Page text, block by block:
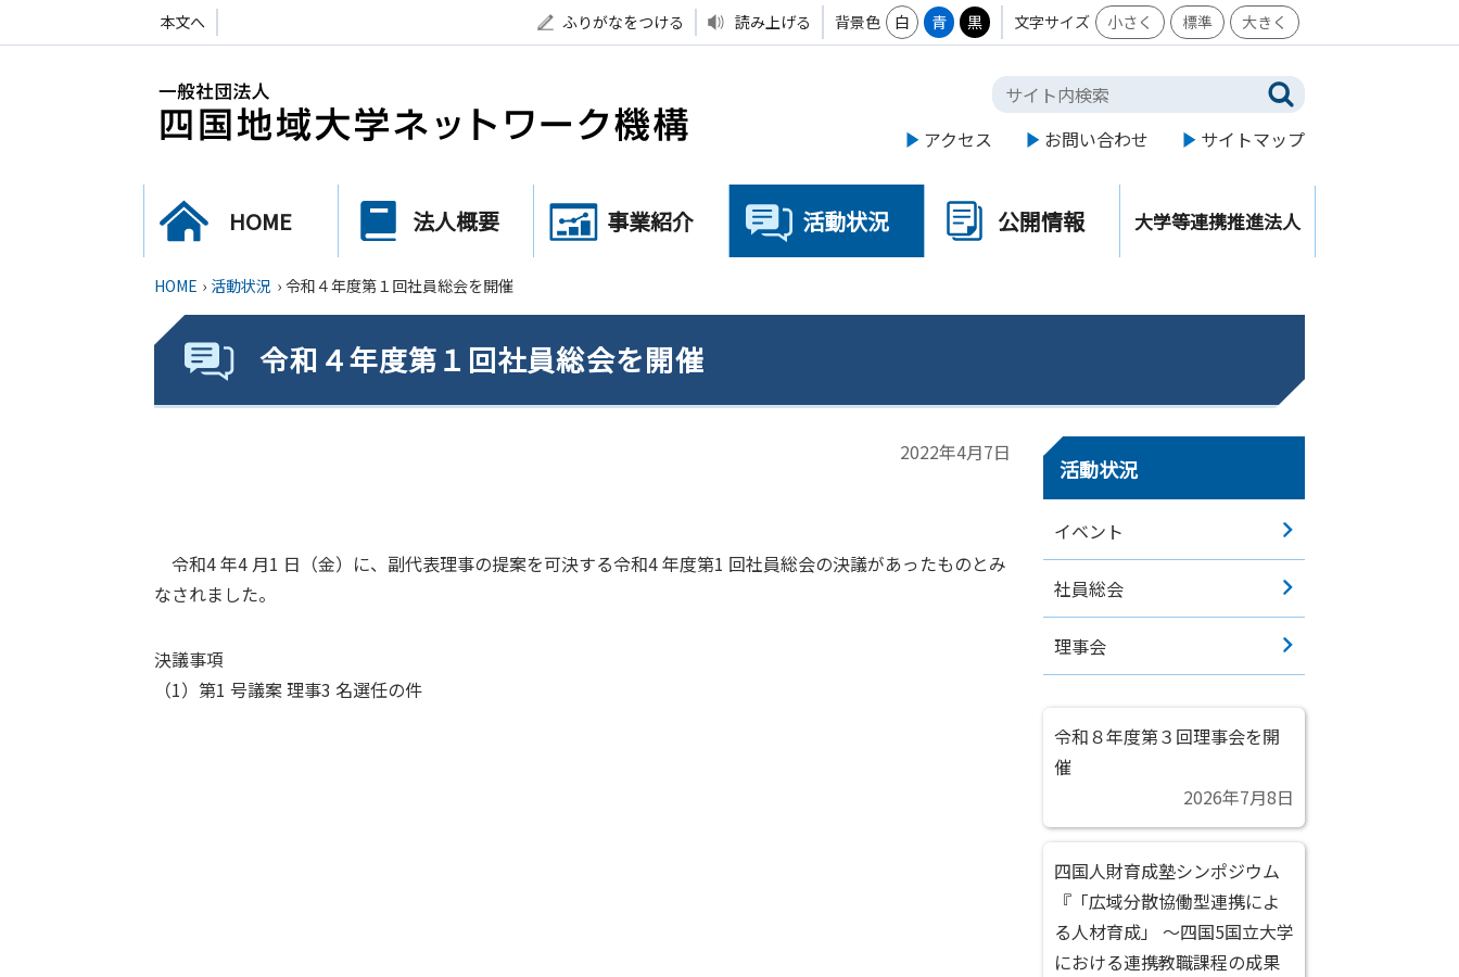
本文へ ふりがなをつける 読み上げる 背景色 白 青 黒 文字サイズ 小さく 標準 大きく
アクセス お問い合わせ サイトマップ
HOME 法人概要 事業紹介 活動状況 公開情報 大学等連携推進法人
HOME › 活動状況 › 令和４年度第１回社員総会を開催
令和４年度第１回社員総会を開催
2022年4月7日
令和4 年4 月1 日（金）に、副代表理事の提案を可決する令和4 年度第1 回社員総会の決議があったものとみ
なされました。
決議事項
（1）第1 号議案 理事3 名選任の件
活動状況
イベント
社員総会
理事会
令和８年度第３回理事会を開
催
2026年7月8日
四国人財育成塾シンポジウム
『「広域分散協働型連携によ
る人材育成」 ～四国5国立大学
における連携教職課程の成果